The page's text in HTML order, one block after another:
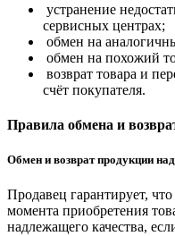
устранение
сервисных центрах;
обмен на
обмен на похожий
возврат товара и
счёт покупателя.
Правила обмена и
Обмен и возврат продукции
Продавец гарантирует,
момента приобретения
надлежащего качества,